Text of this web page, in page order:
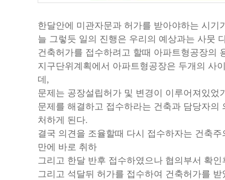
한달안에 미관자문과 허가를 받아야하는 시기
늘 그렇듯 일의 진행은 우리의 예상과는 사뭇
건축허가를 접수하려고 할때 아파트형공장의
지구단위계획에서 아파트형공장은 두개의 사
데,
문제는 공장설립허가 및 변경이 이루어져있었
문제를 해결하고 접수하라는 건축과 담당자의
처하게 된다.
결국 의견을 조율할때 다시 접수하자는 건축
만에 바로 취하
그리고 한달 반후 접수하였으나 협의부서 확
그리고 석달뒤 허가를 접수하여 건축허가를 받